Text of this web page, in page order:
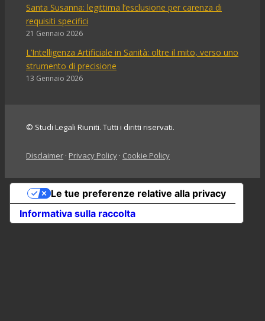
Santa Susanna: legittima l’esclusione per carenza di
requisiti specifici
21 Gennaio 2026
L’Intelligenza Artificiale in Sanità: oltre il mito, verso uno
strumento di precisione
13 Gennaio 2026
© Studi Legali Riuniti. Tutti i diritti riservati.
Disclaimer · Privacy Policy · Cookie Policy
Informativa sulla raccolta
Le tue preferenze relative alla privacy